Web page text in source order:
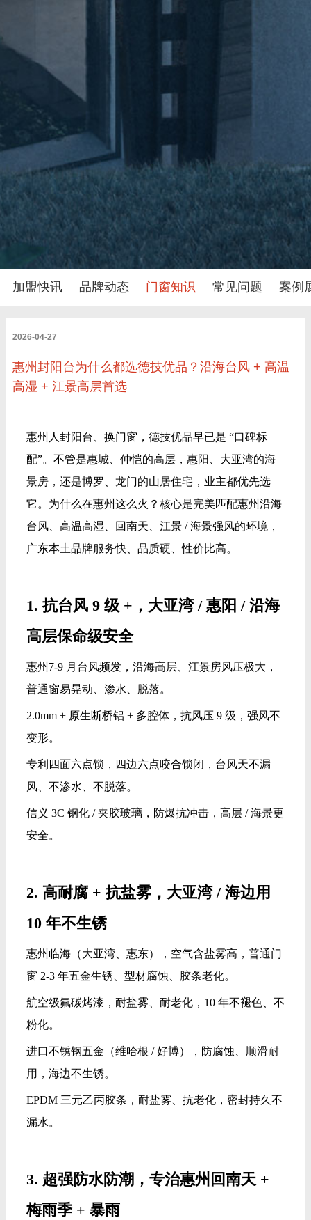
加盟快讯 品牌动态 门窗知识 常见问题 案例
2026-04-27
惠州封阳台为什么都选德技优品？沿海台风 + 高温
高湿 + 江景高层首选
惠州人封阳台、换门窗，德技优品早已是 “口碑标
配”。不管是惠城、仲恺的高层，惠阳、大亚湾的海
景房，还是博罗、龙门的山居住宅，业主都优先选
它。为什么在惠州这么火？核心是完美匹配惠州沿海
台风、高温高湿、回南天、江景 / 海景强风的环境，
广东本土品牌服务快、品质硬、性价比高。
1. 抗台风 9 级 +，大亚湾 / 惠阳 / 沿海
高层保命级安全
惠州7-9 月台风频发，沿海高层、江景房风压极大，
普通窗易晃动、渗水、脱落。
2.0mm + 原生断桥铝 + 多腔体，抗风压 9 级，强风不
变形。
专利四面六点锁，四边六点咬合锁闭，台风天不漏
风、不渗水、不脱落。
信义 3C 钢化 / 夹胶玻璃，防爆抗冲击，高层 / 海景更
安全。
2. 高耐腐 + 抗盐雾，大亚湾 / 海边用
10 年不生锈
惠州临海（大亚湾、惠东），空气含盐雾高，普通门
窗 2-3 年五金生锈、型材腐蚀、胶条老化。
航空级氟碳烤漆，耐盐雾、耐老化，10 年不褪色、不
粉化。
进口不锈钢五金（维哈根 / 好博），防腐蚀、顺滑耐
用，海边不生锈。
EPDM 三元乙丙胶条，耐盐雾、抗老化，密封持久不
漏水。
3. 超强防水防潮，专治惠州回南天 +
梅雨季 + 暴雨